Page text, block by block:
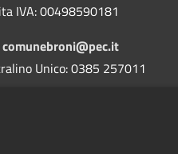
IVA: 00498590181
comunebroni@pec.it
Unico: 0385 257011